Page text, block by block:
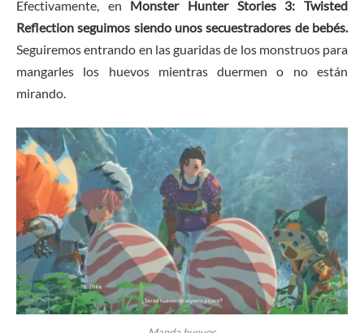
Efectivamente, en Monster Hunter Stories 3: Twisted
Reflection seguimos siendo unos secuestradores de bebés.
Seguiremos entrando en las guaridas de los monstruos para
mangarles los huevos mientras duermen o no están
mirando.